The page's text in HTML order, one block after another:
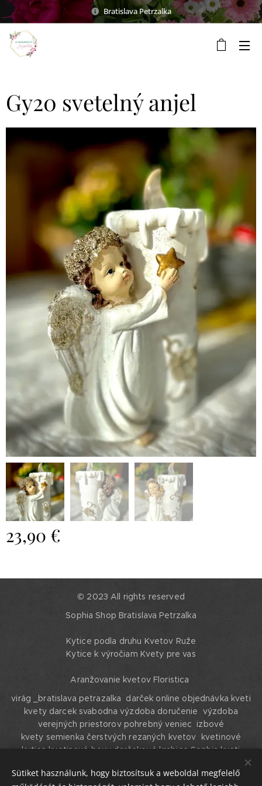
Bratislava Petrzalka
Gy20 svetelný anjel
23,90 €
© 2023 All rights reserved
Sophia Shop Bratislava Petrzalka
Kytice podla druhu Kvetov Ruže
Kytice k výročiam Kvety pre vas
Aranžovanie kvetov Floristica
virág _bratislava petrazalka darček online objednávka kveti
kvety darcek svabodna výzdoba doručenie výzdoba
verejných priestorov pohrebný veniec izbové
kvety semienka čerstvých rezaných kvetov kvetinové
kytice kvetinové boxy darčekové krabice Sophia kveti
Cookies
Sütiket használunk, hogy biztosítsuk a weboldal megfelelő